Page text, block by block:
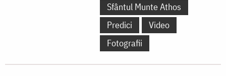
Sfântul Munte Athos
Predici
Video
Fotografii